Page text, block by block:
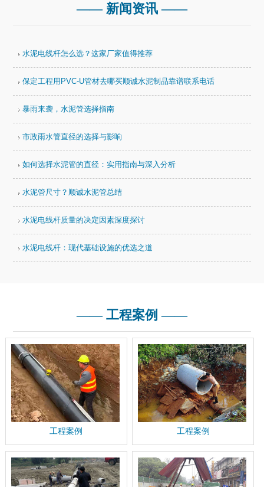
—— 新闻资讯 ——
水泥电线杆怎么选？这家厂家值得推荐
保定工程用PVC-U管材去哪买顺诚水泥制品靠谱联系电话
暴雨来袭，水泥管选择指南
市政雨水管直径的选择与影响
如何选择水泥管的直径：实用指南与深入分析
水泥管尺寸？顺诚水泥管总结
水泥电线杆质量的决定因素深度探讨
水泥电线杆：现代基础设施的优选之道
—— 工程案例 ——
工程案例 工程案例